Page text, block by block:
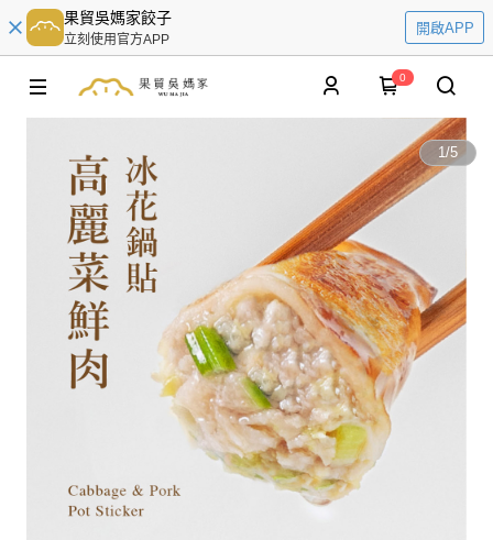
果貿吳媽家餃子
立刻使用官方APP
開啟APP
0
1/5